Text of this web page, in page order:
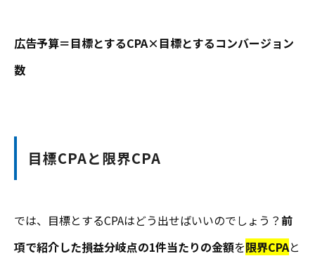
広告予算＝目標とするCPA×目標とするコンバージョン
数
目標CPAと限界CPA
では、目標とするCPAはどう出せばいいのでしょう？ 前
項で紹介した損益分岐点の1件当たりの金額を限界CPAと